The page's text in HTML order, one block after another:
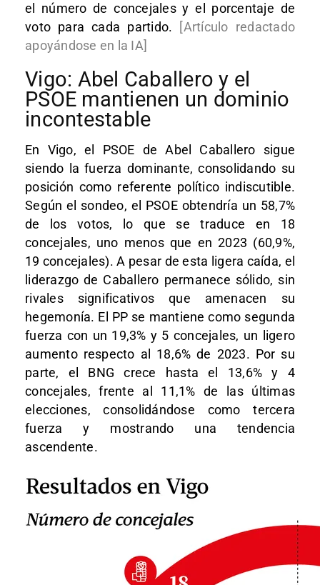
el número de concejales y el porcentaje de
voto para cada partido.
[Artículo redactado
apoyándose en la IA]
Vigo: Abel Caballero y el
PSOE mantienen un dominio
incontestable
En Vigo, el PSOE de Abel Caballero sigue
siendo la fuerza dominante, consolidando su
posición como referente político indiscutible.
Según el sondeo, el PSOE obtendría un 58,7%
de los votos, lo que se traduce en 18
concejales, uno menos que en 2023 (60,9%,
19 concejales). A pesar de esta ligera caída, el
liderazgo de Caballero permanece sólido, sin
rivales significativos que amenacen su
hegemonía. El PP se mantiene como segunda
fuerza con un 19,3% y 5 concejales, un ligero
aumento respecto al 18,6% de 2023. Por su
parte, el BNG crece hasta el 13,6% y 4
concejales, frente al 11,1% de las últimas
elecciones, consolidándose como tercera
fuerza y mostrando una tendencia
ascendente.